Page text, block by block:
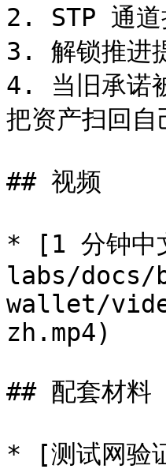
2. STP 通道
3. 解锁推进
4. 当旧承诺
把资产扫回自
## 视频
* [1 分钟
labs/docs/
wallet/
zh.mp4)
## 配套材料
* [测试网